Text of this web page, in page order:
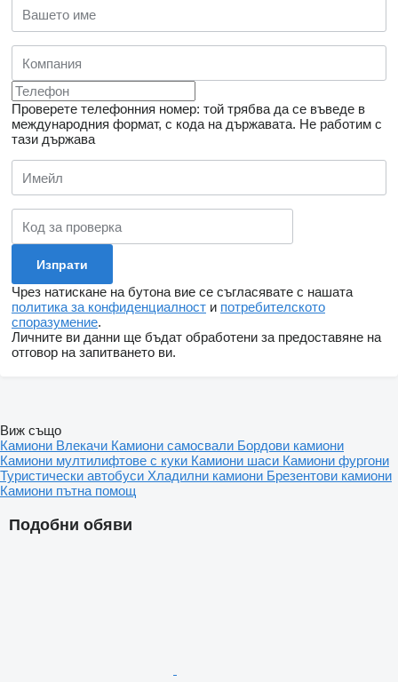
Проверете телефонния номер: той трябва да се въведе в
международния формат, с кода на държавата. Не работим с
тази държава
Чрез натискане на бутона вие се съгласявате с нашата
политика за конфиденциалност и потребителското
споразумение.
Личните ви данни ще бъдат обработени за предоставяне на
отговор на запитването ви.
Подобни обяви
Виж също
Камиони Влекачи Камиони самосвали Бордови камиони
Камиони мултилифтове с куки Камиони шаси Камиони фургони
Туристически автобуси Хладилни камиони Брезентови камиони
Камиони пътна помощ